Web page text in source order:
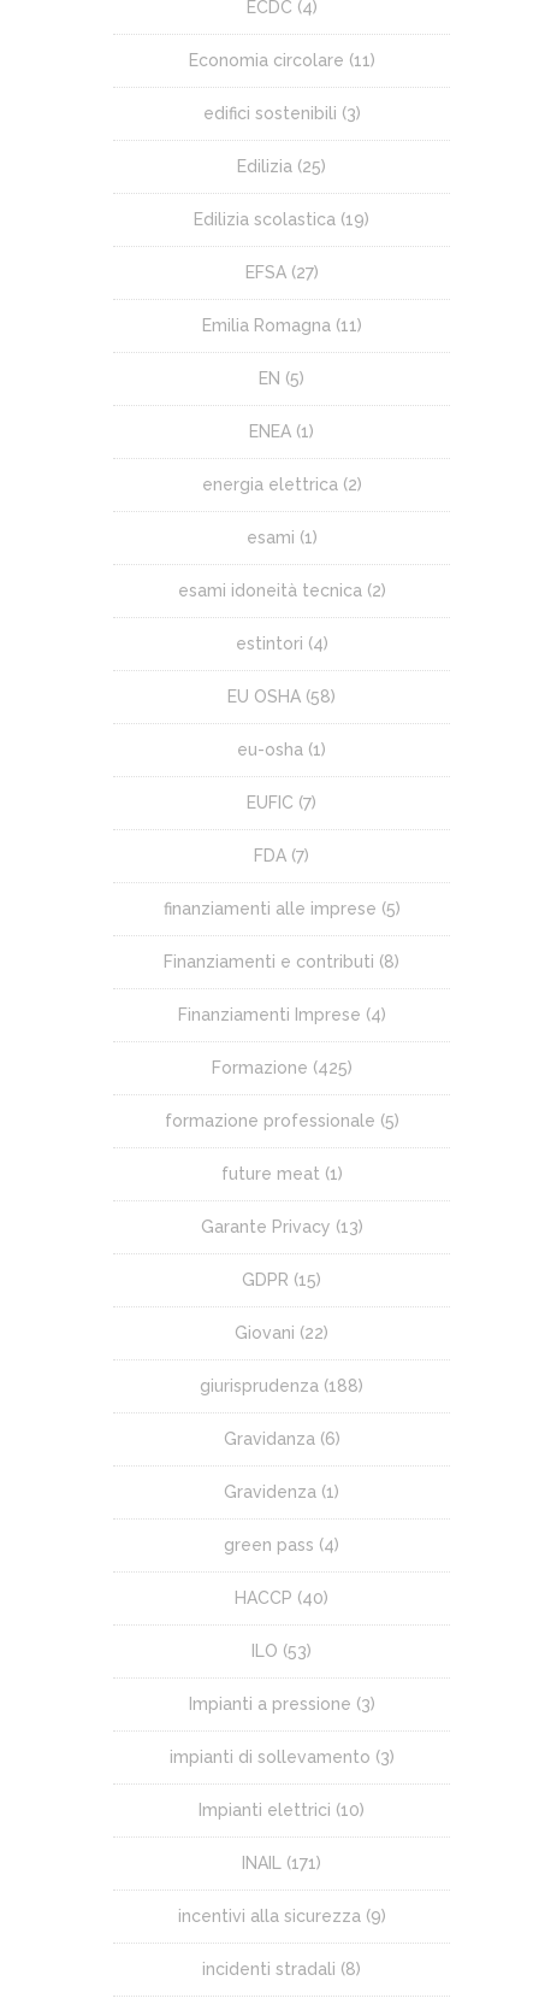
ECDC (4)
Economia circolare (11)
edifici sostenibili (3)
Edilizia (25)
Edilizia scolastica (19)
EFSA(27)
Emilia Romagna (11)
EN (5)
ENEA (1)
energia elettrica (2)
esami (1)
esami idoneità tecnica (2)
estintori (4)
EU OSHA (58)
eu-osha (1)
EUFIC (7)
FDA (7)
finanziamenti alle imprese (5)
Finanziamenti e contributi (8)
Finanziamenti Imprese (4)
Formazione (425)
formazione professionale (5)
future meat (1)
Garante Privacy (13)
GDPR (15)
Giovani (22)
giurisprudenza (188)
Gravidanza (6)
Gravidenza (1)
green pass (4)
HACCP (40)
ILO (53)
Impianti a pressione (3)
impianti di sollevamento (3)
Impianti elettrici (10)
INAIL (171)
incentivi alla sicurezza (9)
incidenti stradali (8)